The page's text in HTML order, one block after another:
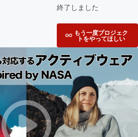
終了しました
もう一度プロジェク
トをやってほしい